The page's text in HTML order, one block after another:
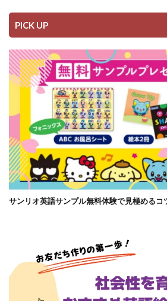
PICK UP
サンリオ英語サンプル無料体験で見極めるコ